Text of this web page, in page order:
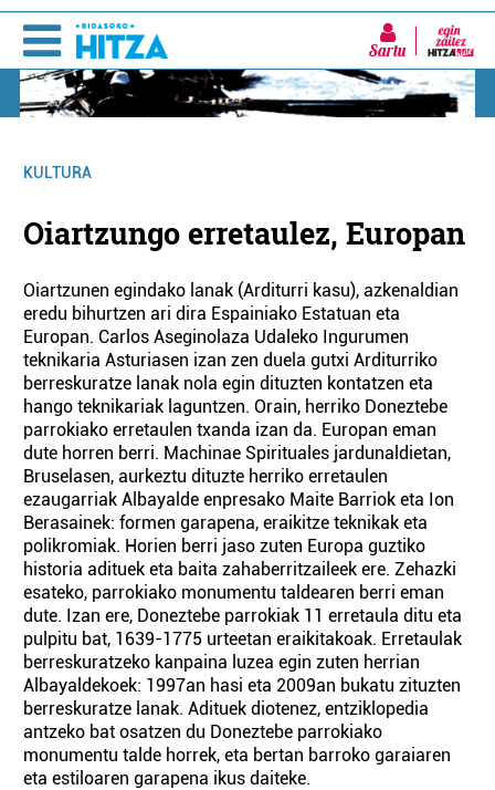
Sartu
KULTURA
Oiartzungo erretaulez, Europan
Oiartzunen egindako lanak (Arditurri kasu), azkenaldian
eredu bihurtzen ari dira Espainiako Estatuan eta
Europan. Carlos Aseginolaza Udaleko Ingurumen
teknikaria Asturiasen izan zen duela gutxi Arditurriko
berreskuratze lanak nola egin dituzten kontatzen eta
hango teknikariak laguntzen. Orain, herriko Doneztebe
parrokiako erretaulen txanda izan da. Europan eman
dute horren berri. Machinae Spirituales jardunaldietan,
Bruselasen, aurkeztu dituzte herriko erretaulen
ezaugarriak Albayalde enpresako Maite Barriok eta Ion
Berasainek: formen garapena, eraikitze teknikak eta
polikromiak. Horien berri jaso zuten Europa guztiko
historia adituek eta baita zahaberritzaileek ere. Zehazki
esateko, parrokiako monumentu taldearen berri eman
dute. Izan ere, Doneztebe parrokiak 11 erretaula ditu eta
pulpitu bat, 1639-1775 urteetan eraikitakoak. Erretaulak
berreskuratzeko kanpaina luzea egin zuten herrian
Albayaldekoek: 1997an hasi eta 2009an bukatu zituzten
berreskuratze lanak. Adituek diotenez, entziklopedia
antzeko bat osatzen du Doneztebe parrokiako
monumentu talde horrek, eta bertan barroko garaiaren
eta estiloaren garapena ikus daiteke.